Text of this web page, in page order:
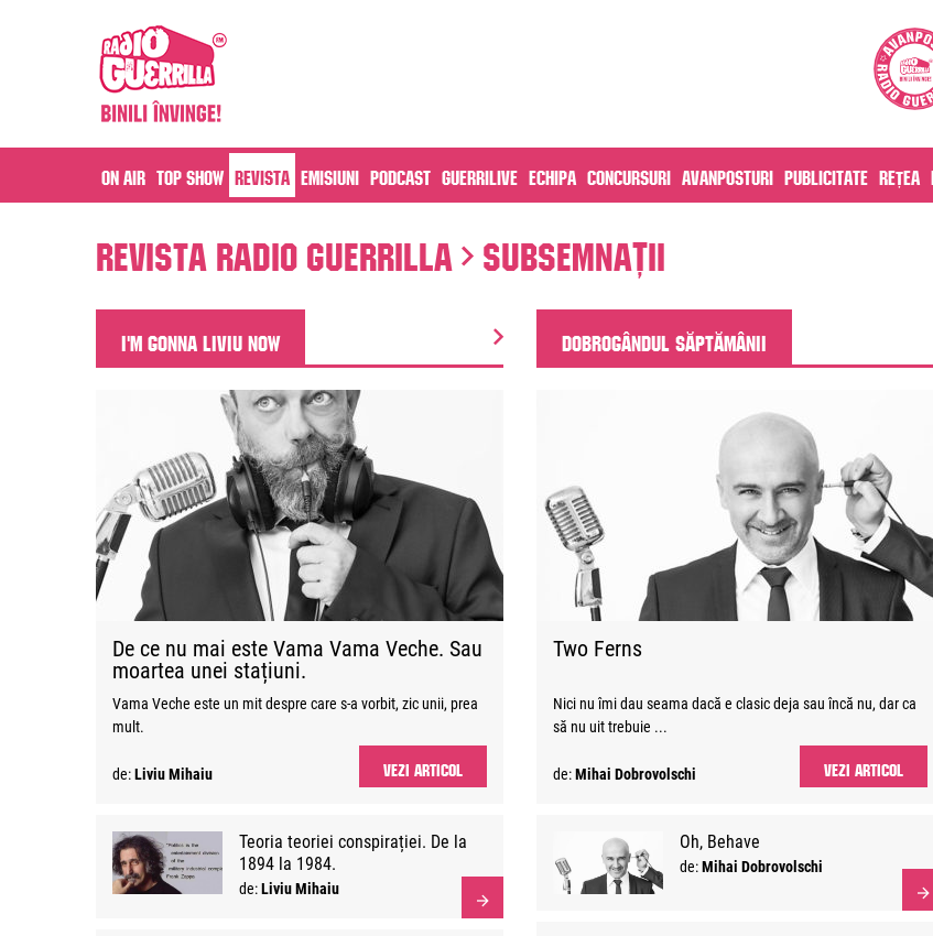
On air Top Show Revista Emisiuni Podcast Guerrilive Echipa Concursuri Avanposturi Publicitate Rețea
Revista Radio Guerrilla Subsemnații
I'M GONNA LIVIU NOW
De ce nu mai este Vama Vama Veche. Sau
moartea unei stațiuni.
Vama Veche este un mit despre care s-a vorbit, zic unii, prea
mult.
de:Liviu Mihaiu VEZI ARTICOL
Teoria teoriei conspirației. De la
1894 la 1984.
de:Liviu Mihaiu
DOBROGÂNDUL SĂPTĂMÂNII
Two Ferns
Nici nu îmi dau seama dacă e clasic deja sau încă nu, dar ca
să nu uit trebuie ...
de:Mihai Dobrovolschi VEZI ARTICOL
Oh, Behave
de:Mihai Dobrovolschi